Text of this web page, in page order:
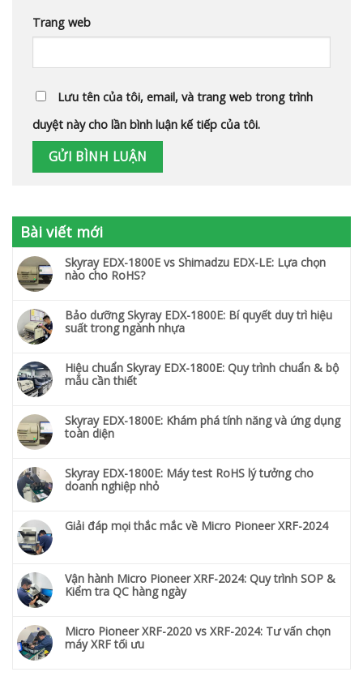
Trang web
Lưu tên của tôi, email, và trang web trong trình
duyệt này cho lần bình luận kế tiếp của tôi.
Bài viết mới
Skyray EDX-1800E vs Shimadzu EDX-LE: Lựa chọn
nào cho RoHS?
Bảo dưỡng Skyray EDX-1800E: Bí quyết duy trì hiệu
suất trong ngành nhựa
Hiệu chuẩn Skyray EDX-1800E: Quy trình chuẩn & bộ
mẫu cần thiết
Skyray EDX-1800E: Khám phá tính năng và ứng dụng
toàn diện
Skyray EDX-1800E: Máy test RoHS lý tưởng cho
doanh nghiệp nhỏ
Giải đáp mọi thắc mắc về Micro Pioneer XRF-2024
Vận hành Micro Pioneer XRF-2024: Quy trình SOP &
Kiểm tra QC hàng ngày
Micro Pioneer XRF-2020 vs XRF-2024: Tư vấn chọn
máy XRF tối ưu